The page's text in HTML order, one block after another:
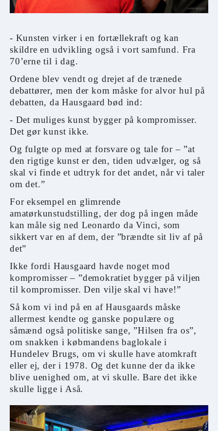
- Kunsten virker i en fortællekraft og kan
skildre en udvikling også i vort samfund. Fra
70’erne til i dag.
Ordene blev vendt og drejet af de trænede
debattører, men der kom måske for alvor hul på
debatten, da Hausgaard bød ind:
- Det muliges kunst bygger på kompromisser.
Det gør kunst ikke.
Og fulgte op med at forsvare og tale for – ”at
den rigtige kunst er den, tiden udvælger, og så
skal vi finde et udtryk for det andet, når vi taler
om det.”
For eksempel en glimrende
amatørkunstudstilling, der dog på ingen måde
kan måle sig ned Leonardo da Vinci, som
sikkert var en af dem, der ”brændte sit liv af på
det”
Ikke fordi Hausgaard havde noget mod
kompromisser – ”demokratiet bygger på viljen
til kompromisser. Den vilje skal vi have!”
Så kom vi ind på en af Hausgaards måske
allermest kendte og ganske populære og
såmænd også politiske sange, ”Hilsen fra os”,
om snakken i købmandens baglokale i
Hundelev Brugs, om vi skulle have atomkraft
eller ej, der i 1978. Og det kunne der da ikke
blive uenighed om, at vi skulle. Bare det ikke
skulle ligge i Aså.